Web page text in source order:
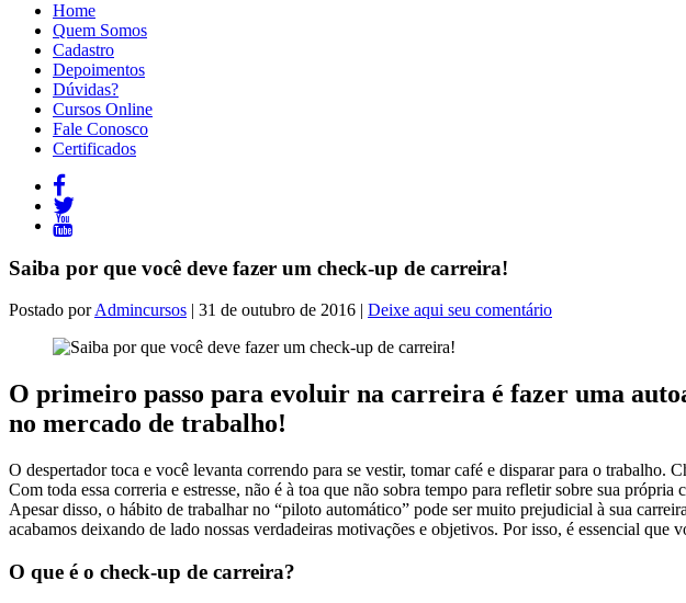
Home
Quem Somos
Cadastro
Depoimentos
Dúvidas?
Cursos Online
Fale Conosco
Certificados
Saiba por que você deve fazer um check-up de carreira!
Postado porAdmincursos | 31 de outubro de 2016 | Deixe aqui seu comentário
O primeiro passo para evoluir na carreira é fazer uma
no mercado de trabalho!
O despertador toca e você levanta correndo para se vestir, tomar café e disparar para o trabalho.
Com toda essa correria e estresse, não é à toa que não sobra tempo para refletir sobre sua
Apesar disso, o hábito de trabalhar no “piloto automático” pode ser muito prejudicial à sua
acabamos deixando de lado nossas verdadeiras motivações e objetivos. Por isso, é essencial
O que é o check-up de carreira?